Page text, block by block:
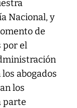
Nacional, y
de
por el
abogados
los
parte